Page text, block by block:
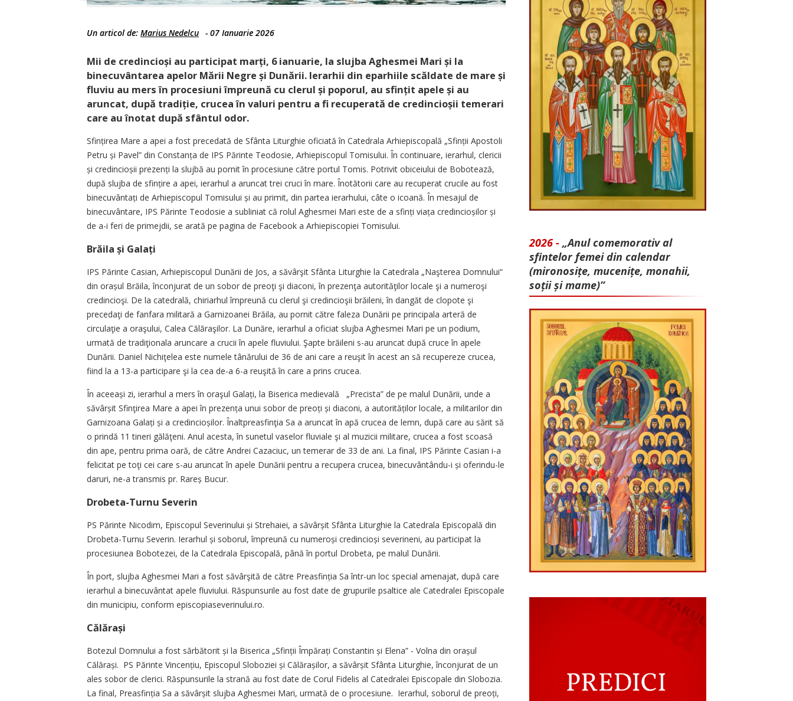
Un articol de: Marius Nedelcu - 07 Ianuarie 2026
Mii de credincioși au participat marți, 6 ianuarie, la slujba Aghesmei Mari și la
binecuvântarea apelor Mării Negre și Dunării. Ierarhii din eparhiile scăldate de mare și
fluviu au mers în procesiuni împreună cu clerul și poporul, au sfințit apele și au
aruncat, după tradiție, crucea în valuri pentru a fi recuperată de credin­cioșii temerari
care au înotat după sfântul odor.
Sfințirea Mare a apei a fost precedată de Sfânta Liturghie oficiată în Catedrala Arhiepiscopală „Sfinții Apostoli
Petru și Pavel” din Con­stanța de IPS Părinte Teodosie, Arhiepiscopul Tomisului. În continuare, ierarhul, clericii
și credin­cioșii prezenți la slujbă au pornit în procesiune către portul Tomis. Potrivit obiceiului de Bobotează,
după slujba de sfințire a apei, ierarhul a aruncat trei cruci în mare. Înotătorii care au recuperat crucile au fost
binecuvântați de Arhiepiscopul Tomisului și au primit, din partea ierarhului, câte o icoană. În mesajul de
binecuvântare, IPS Părinte Teodosie a subliniat că rolul Aghesmei Mari este de a sfinți viața credincioșilor și
de a-i feri de primejdii, se arată pe pagina de Facebook a Arhiepiscopiei Tomisului.
Brăila și Galați
IPS Părinte Casian, Arhiepiscopul Dunării de Jos, a săvârşit Sfânta Liturghie la Catedrala „Naş­terea Domnului“
din orașul Brăila, înconjurat de un sobor de preoţi şi diaconi, în prezenţa autorităţilor locale şi a numeroşi
credincioşi. De la catedrală, chiriarhul împreună cu clerul şi credincioşii brăileni, în dangăt de clopote şi
precedaţi de fanfara militară a Garnizoanei Brăila, au pornit către faleza Dunării pe principala arteră de
circulaţie a oraşului, Calea Călăraşilor. La Dunăre, ierarhul a ofi­ciat slujba Aghesmei Mari pe un podium,
urmată de tradiţionala aruncare a crucii în apele fluviului. Şapte brăileni s-au aruncat după cruce în apele
Dunării. Daniel Nichiţelea este numele tânărului de 36 de ani care a reuşit în acest an să recupereze crucea,
fiind la a 13-a participare şi la cea de-a 6-a reuşită în care a prins crucea.
În aceeași zi, ierarhul a mers în oraşul Galați, la Biserica medievală „Precista” de pe malul Dună­rii, unde a
săvârșit Sfinţirea Mare a apei în prezența unui sobor de preoți și diaconi, a autorităților locale, a militarilor din
Garnizoana Galați și a credincioșilor. Înaltpreasfinţia Sa a aruncat în apă crucea de lemn, după care au sărit să
o prindă 11 tineri gălăţeni. Anul acesta, în sunetul vaselor fluviale şi al muzicii militare, crucea a fost scoasă
din ape, pentru prima oară, de către Andrei Cazaciuc, un temerar de 33 de ani. La final, IPS Părinte Casian i-a
felicitat pe toţi cei care s-au aruncat în apele Dunării pentru a recupera crucea, binecuvântându-i și oferindu-le
daruri, ne-a transmis pr. Rareș Bucur.
Drobeta-Turnu Severin
PS Părinte Nicodim, Episcopul Severinului și Strehaiei, a săvârșit Sfânta Liturghie la Catedrala Epis­copală din
Drobeta-Turnu Severin. Ierarhul și soborul, împreună cu numeroși credincioși severineni, au participat la
procesiunea Bobotezei, de la Catedrala Episcopală, până în portul Drobeta, pe malul Dunării.
În port, slujba Aghesmei Mari a fost săvârşită de către Preasfin­ția Sa într-un loc special amenajat, după care
ierarhul a binecuvântat apele fluviului. Răspunsurile au fost date de grupurile psaltice ale Catedralei Episcopale
din municipiu, conform episcopiaseverinului.ro.
Călărași
Botezul Domnului a fost sărbătorit și la Biserica „Sfinții Împărați Constantin și Elena” - Volna din orașul
Călărași. PS Părinte Vin­cen­țiu, Episcopul Sloboziei și Călă­rașilor, a săvârșit Sfânta Liturghie, înconjurat de un
ales sobor de clerici. Răspunsurile la strană au fost date de Corul Fidelis al Catedralei Episcopale din Slobozia.
La final, Preasfinția Sa a să­vârșit slujba Aghesmei Mari, urmată de o procesiune. Ierarhul, so­borul de preoți,
2026 - „Anul comemorativ al
sfintelor femei din calendar
(mironosițe, mu­cenițe, monahii,
soții și mame)”